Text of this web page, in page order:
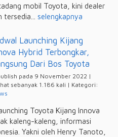
mobil Toyota, kini dealer
selengkapnya
Launching Kijang
Hybrid Terbongkar,
Dari Bos Toyota
pada 9 November 2022 |
sebanyak 1.186 kali | Kategori:
Toyota Kijang Innova
kaleng-kaleng, informasi
Yakni oleh Henry Tanoto,